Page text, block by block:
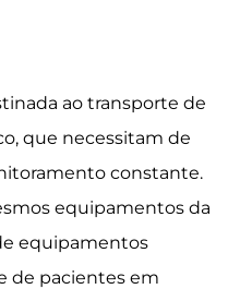
ao transporte de
que necessitam de
constante.
equipamentos da
equipamentos
de pacientes em